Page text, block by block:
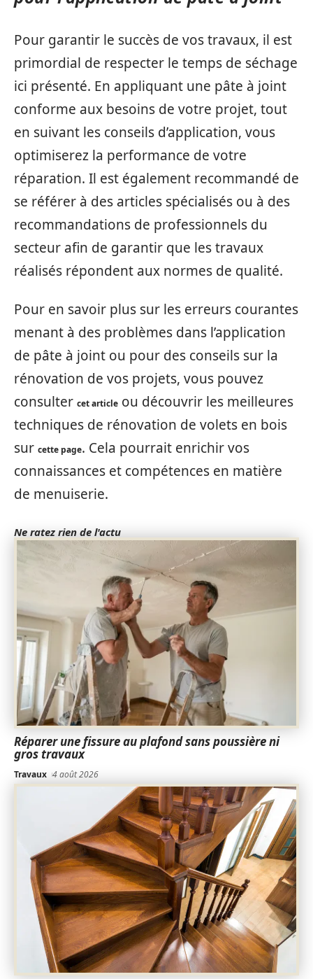
Pour garantir le succès de vos travaux, il est
primordial de respecter le temps de séchage
ici présenté. En appliquant une pâte à joint
conforme aux besoins de votre projet, tout
en suivant les conseils d’application, vous
optimiserez la performance de votre
réparation. Il est également recommandé de
se référer à des articles spécialisés ou à des
recommandations de professionnels du
secteur afin de garantir que les travaux
réalisés répondent aux normes de qualité.
Pour en savoir plus sur les erreurs courantes
menant à des problèmes dans l’application
de pâte à joint ou pour des conseils sur la
rénovation de vos projets, vous pouvez
consulter cet article ou découvrir les meilleures
techniques de rénovation de volets en bois
sur cette page. Cela pourrait enrichir vos
connaissances et compétences en matière
de menuiserie.
Ne ratez rien de l'actu
Réparer une fissure au plafond sans poussière ni
gros travaux
Travaux 4 août 2026